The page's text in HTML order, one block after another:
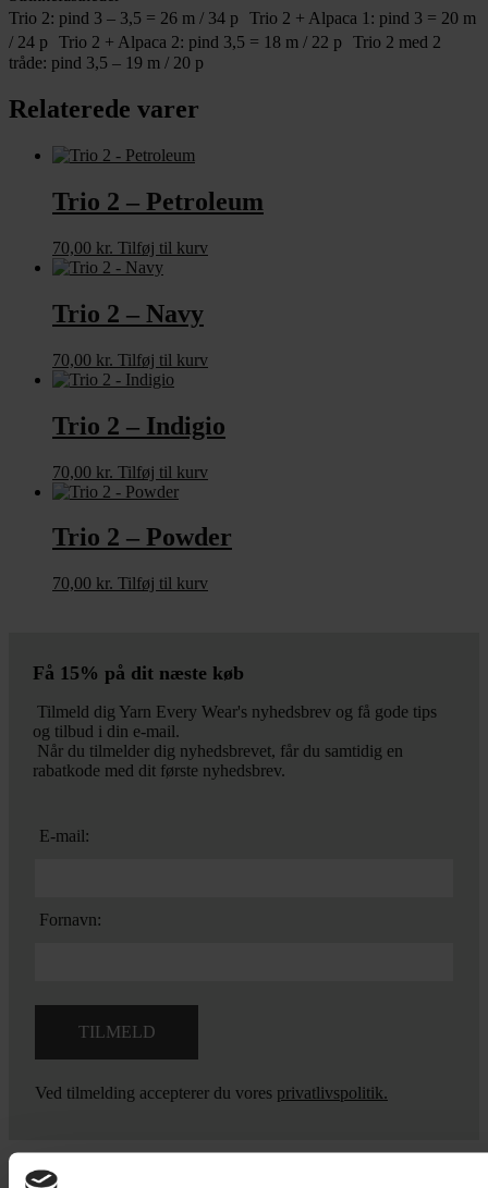
Trio 2: pind 3 – 3,5 = 26 m / 34 p Trio 2 + Alpaca 1: pind 3 = 20 m
/ 24 p Trio 2 + Alpaca 2: pind 3,5 = 18 m / 22 p Trio 2 med 2
tråde: pind 3,5 – 19 m / 20 p
Relaterede varer
Trio 2 – Petroleum
70,00 kr. Tilføj til kurv
Trio 2 – Navy
70,00 kr. Tilføj til kurv
Trio 2 – Indigio
70,00 kr. Tilføj til kurv
Trio 2 – Powder
70,00 kr. Tilføj til kurv
Få 15% på dit næste køb
Tilmeld dig Yarn Every Wear's nyhedsbrev og få gode tips
og tilbud i din e-mail.
Når du tilmelder dig nyhedsbrevet, får du samtidig en
rabatkode med dit første nyhedsbrev.
E-mail:
Fornavn:
Ved tilmelding accepterer du vores privatlivspolitik.